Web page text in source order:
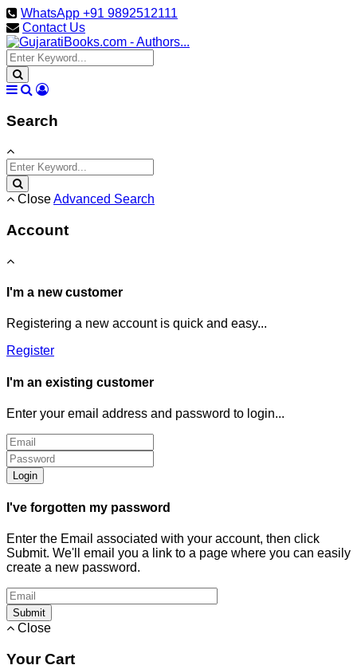
WhatsApp +91 9892512111
Contact Us
Search
CloseAdvanced Search
Account
I'm a new customer
Registering a new account is quick and easy...
Register
I'm an existing customer
Enter your email address and password to login...
Login
I've forgotten my password
Enter the Email associated with your account, then click
Submit. We'll email you a link to a page where you can easily
create a new password.
Submit
Close
Your Cart